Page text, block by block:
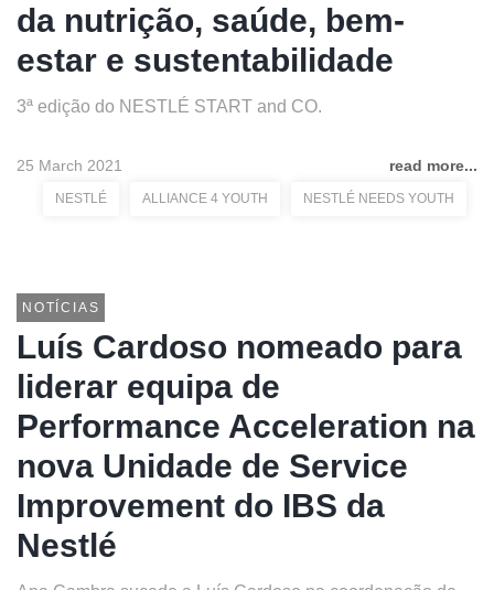
da nutrição, saúde, bem-
estar e sustentabilidade
3ª edição do NESTLÉ START and CO.
25 March 2021 read more...
NESTLÉ ALLIANCE 4 YOUTH NESTLÉ NEEDS YOUTH
NOTÍCIAS
Luís Cardoso nomeado para
liderar equipa de
Performance Acceleration na
nova Unidade de Service
Improvement do IBS da
Nestlé